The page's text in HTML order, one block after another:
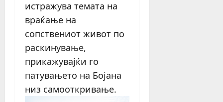
истражува темата на
враќање на
сопствениот живот по
раскинување,
прикажувајќи го
патувањето на Бојана
низ самооткривање.